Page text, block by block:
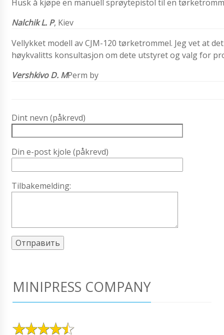
Husk å kjøpe en manuell sprøytepistol til en
Nalchik L. P, Kiev
Vellykket modell av CJM-120 tørketrommel. Jeg vet at
høykvalitts konsultasjon om dete utstyret og valg for
Vershkivo D. MPerm by
Dint nevn (påkrevd)
Din e-post kjole (påkrevd)
Tilbakemelding:
MINIPRESS COMPANY